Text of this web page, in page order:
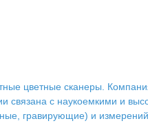
цветные сканеры.
связана с наукоемкими и
гравирующие) и измерений.